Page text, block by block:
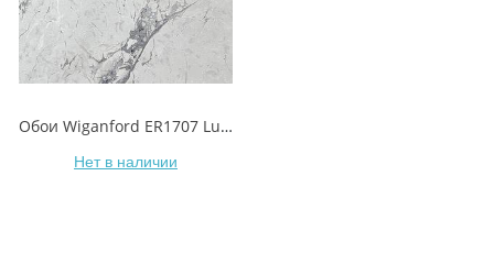
Обои Wiganford ER1707 Lunman/Лунмэнь
Нет в наличии